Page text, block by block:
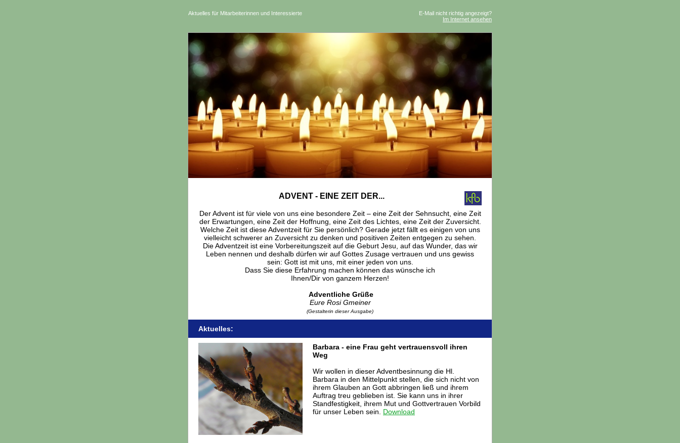
Aktuelles für Mitarbeiterinnen und Interessierte
E-Mail nicht richtig angezeigt?
Im Internet ansehen
ADVENT - EINE ZEIT DER...
Der Advent ist für viele von uns eine besondere Zeit – eine Zeit der Sehnsucht, eine Zeit
der Erwartungen, eine Zeit der Hoffnung, eine Zeit des Lichtes, eine Zeit der Zuversicht.
Welche Zeit ist diese Adventzeit für Sie persönlich? Gerade jetzt fällt es einigen von uns
vielleicht schwerer an Zuversicht zu denken und positiven Zeiten entgegen zu sehen.
Die Adventzeit ist eine Vorbereitungszeit auf die Geburt Jesu, auf das Wunder, das wir
Leben nennen und deshalb dürfen wir auf Gottes Zusage vertrauen und uns gewiss
sein: Gott ist mit uns, mit einer jeden von uns.
Dass Sie diese Erfahrung machen können das wünsche ich
Ihnen/Dir von ganzem Herzen!
Adventliche Grüße
Eure Rosi Gmeiner
(Gestalterin dieser Ausgabe)
Aktuelles:
Barbara - eine Frau geht vertrauensvoll ihren
Weg
Wir wollen in dieser Adventbesinnung die Hl.
Barbara in den Mittelpunkt stellen, die sich nicht von
ihrem Glauben an Gott abbringen ließ und ihrem
Auftrag treu geblieben ist. Sie kann uns in ihrer
Standfestigkeit, ihrem Mut und Gottvertrauen Vorbild
für unser Leben sein. Download